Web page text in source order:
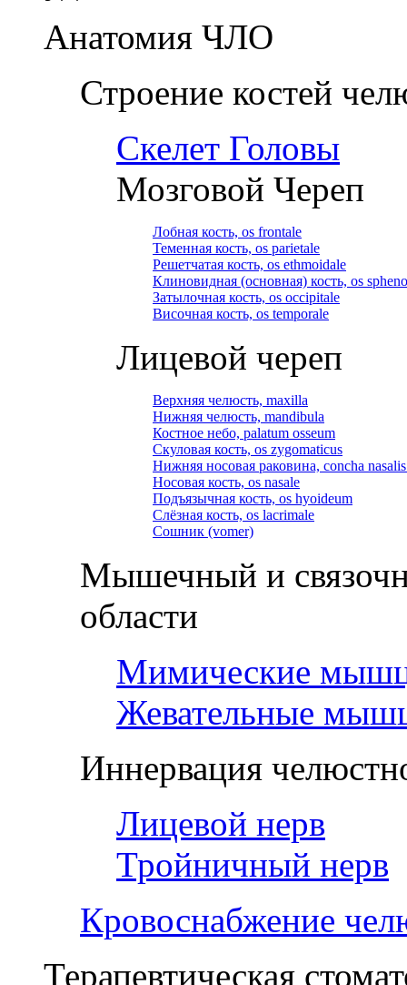
Анатомия ЧЛО
Строение костей
Скелет Головы
Мозговой Череп
Лобная кость, os frontale
Теменная кость, os parietale
Решетчатая кость, os ethmoidale
Клиновидная (основная) кость, os
Затылочная кость, os occipitale
Височная кость, os temporale
Лицевой череп
Верхняя челюсть, maxilla
Нижняя челюсть, mandibula
Костное небо, palatum osseum
Скуловая кость, os zygomaticus
Нижняя носовая раковина, concha
Носовая кость, os nasale
Подъязычная кость, os hyoideum
Слёзная кость, os lacrimale
Сошник (vomer)
Мышечный и
области
Мимические
Жевательные
Иннервация
Лицевой нерв
Тройничный нерв
Кровоснабжение
Терапевтическая